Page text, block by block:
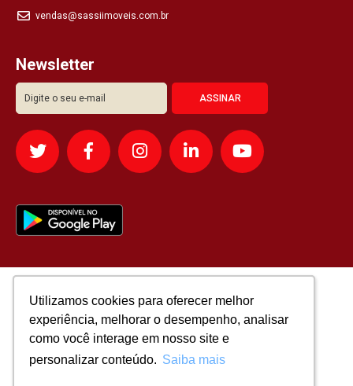
Utilizamos cookies para oferecer melhor
experiência, melhorar o desempenho, analisar
como você interage em nosso site e
personalizar conteúdo. Saiba mais
Utilizamos cookies para oferecer melhor
experiência, melhorar o desempenho, analisar
como você interage em nosso site e
personalizar conteúdo. Saiba mais
vendas@sassiimoveis.com.br
Newsletter